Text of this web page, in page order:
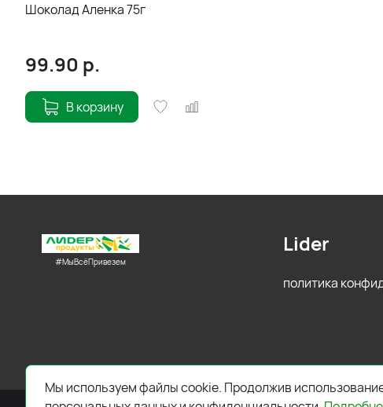
Шоколад Аленка 75г
99.90 р.
В корзину
#МыВсёПривезем
Lider
политика
Мы используем файлы cookie. Продолжив